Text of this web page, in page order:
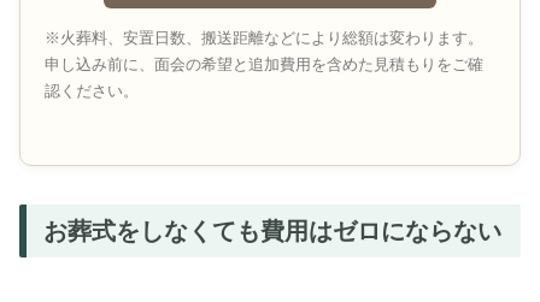
※火葬料、安置日数、搬送距離などにより総額は変わります。
申し込み前に、面会の希望と追加費用を含めた見積もりをご確
認ください。
お葬式をしなくても費用はゼロにならない